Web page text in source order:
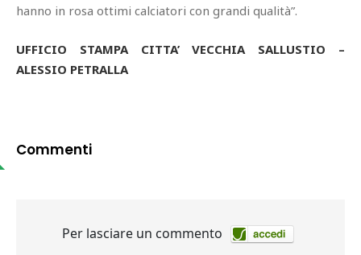
hanno in rosa ottimi calciatori con grandi qualità”.
UFFICIO STAMPA CITTA’ VECCHIA SALLUSTIO –
ALESSIO PETRALLA
Commenti